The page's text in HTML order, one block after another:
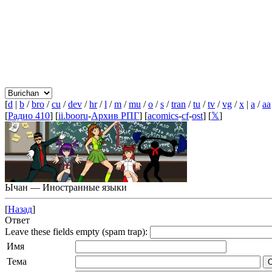
[d | b /bro /cu /dev /hr/l /m /mu /o /s /tran /tu /tv /vg /x | a /aa
[Радио 410] [ii.booru-Архив РПГ] [acomics-cf-ost] [𝕏]
Ычан — Иностранные языки
[Назад]
Ответ
Leave these fields empty (spam trap):
Имя
Тема